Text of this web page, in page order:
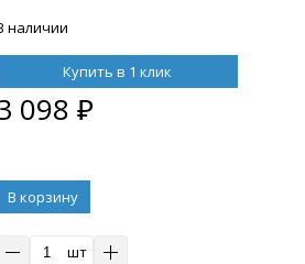
наличии
Купить в 1 клик
098 ₽
В корзину
шт